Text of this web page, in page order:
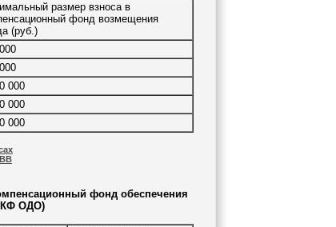
размер взноса в
фонд возмещения
(руб.)
000
000
000
фонд обеспечения
ОДО)